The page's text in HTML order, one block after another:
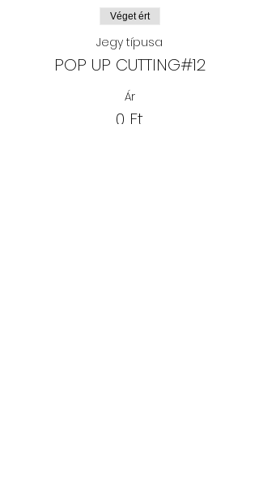
Véget ért
Jegy típusa
POP UP CUTTING#12
Ár
0 Ft